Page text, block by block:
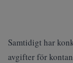
Samtidigt har
avgifterför